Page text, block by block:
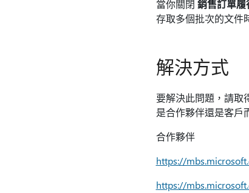
當你關閉 銷售訂單履
存取多個批次的文件
解決方式
要解決此問題，請取
是合作夥伴還是客戶
合作夥伴
https://
https://